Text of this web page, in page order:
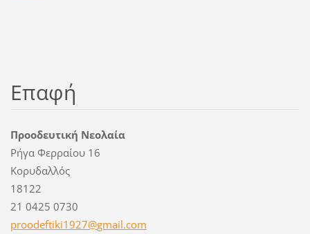
Επαφή
Προοδευτική Νεολαία
Ρήγα Φερραίου 16
Κορυδαλλός
18122
21 0425 0730
proodeftiki1927@gmail.com